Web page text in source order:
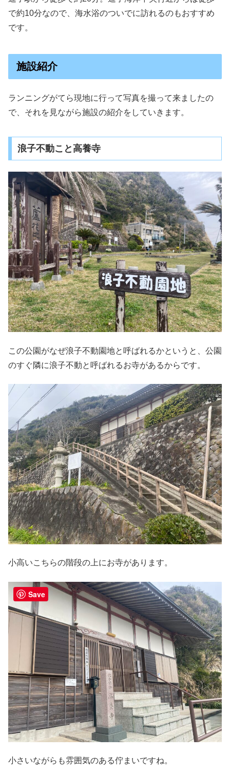
で約10分なので、海水浴のついでに訪れるのもおすすめ
です。
施設紹介
ランニングがてら現地に行って写真を撮って来ましたの
で、それを見ながら施設の紹介をしていきます。
浪子不動こと高養寺
この公園がなぜ浪子不動園地と呼ばれるかというと、公園
のすぐ隣に浪子不動と呼ばれるお寺があるからです。
小高いこちらの階段の上にお寺があります。
小さいながらも雰囲気のある佇まいですね。
Save